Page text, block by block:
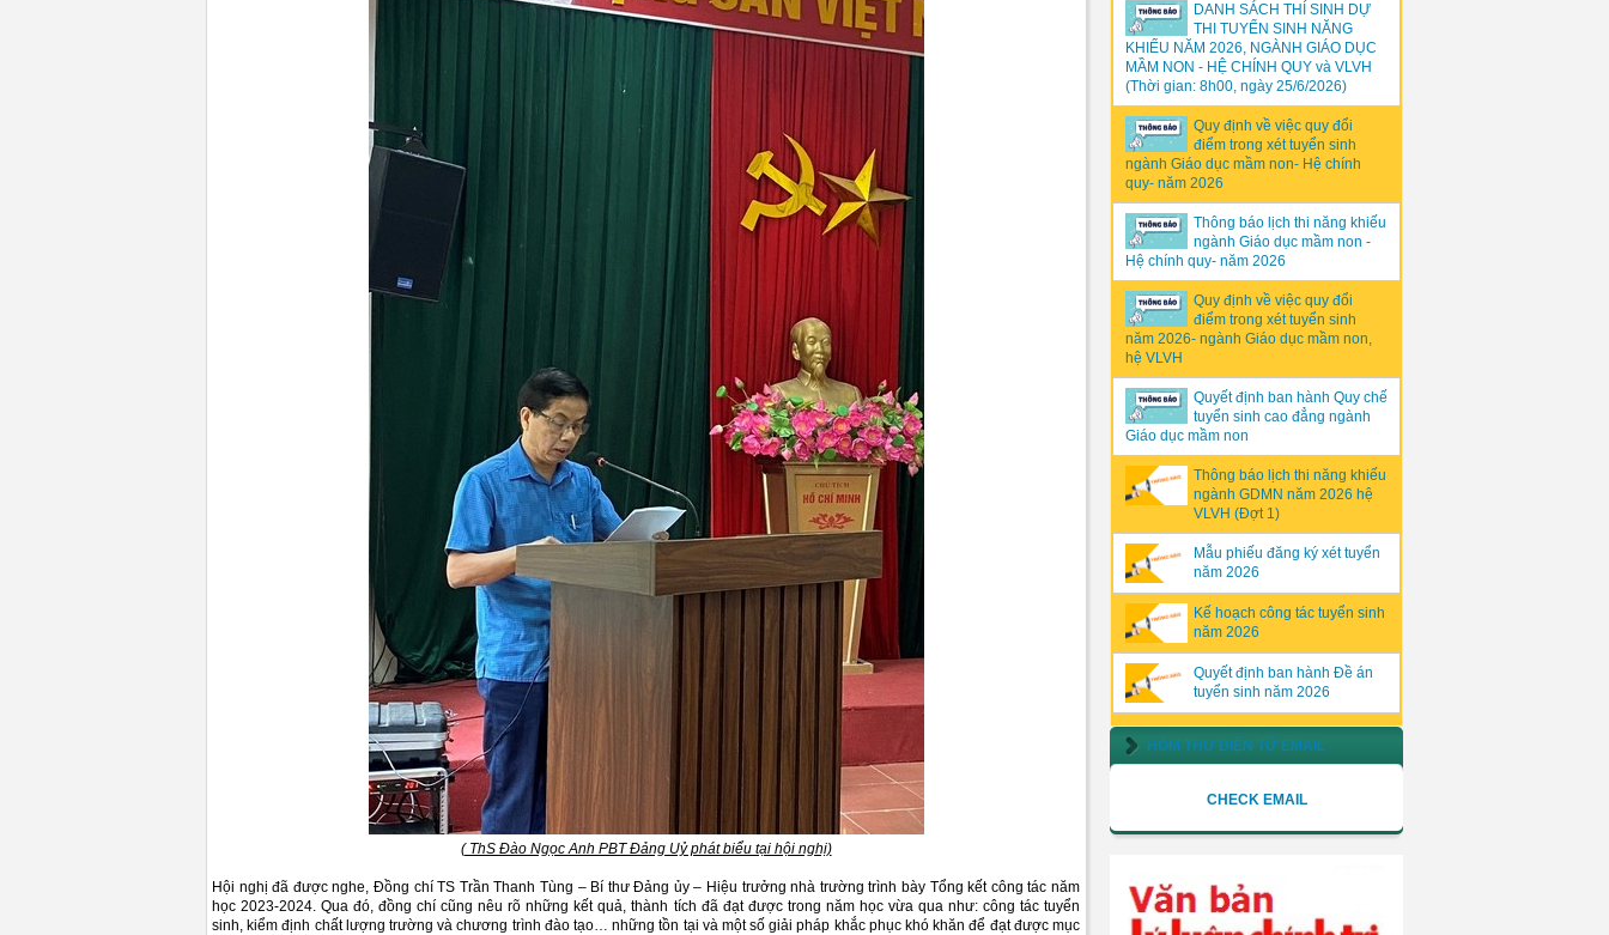
( ThS Đào Ngọc Anh PBT Đảng Uỷ phát biểu tại hội nghị)
Hội nghị đã được nghe, Đồng chí TS Trần Thanh Tùng – Bí thư Đảng ủy – Hiệu trưởng nhà trường trình bày Tổng kết công tác năm
học 2023-2024. Qua đó, đồng chí cũng nêu rõ những kết quả, thành tích đã đạt được trong năm học vừa qua như: công tác tuyển
sinh, kiểm định chất lượng trường và chương trình đào tạo… những tồn tại và một số giải pháp khắc phục khó khăn để đạt được mục
DANH SÁCH THÍ SINH DỰ
THI TUYỂN SINH NĂNG
KHIẾU NĂM 2026, NGÀNH GIÁO DỤC
MẦM NON - HỆ CHÍNH QUY và VLVH
(Thời gian: 8h00, ngày 25/6/2026)
Quy định về việc quy đổi
điểm trong xét tuyển sinh
ngành Giáo dục mầm non- Hệ chính
quy- năm 2026
Thông báo lịch thi năng khiếu
ngành Giáo dục mầm non -
Hệ chính quy- năm 2026
Quy định về việc quy đổi
điểm trong xét tuyển sinh
năm 2026- ngành Giáo dục mầm non,
hệ VLVH
Quyết định ban hành Quy chế
tuyển sinh cao đẳng ngành
Giáo dục mầm non
Thông báo lịch thi năng khiếu
ngành GDMN năm 2026 hệ
VLVH (Đợt 1)
Mẫu phiếu đăng ký xét tuyển
năm 2026
Kế hoạch công tác tuyển sinh
năm 2026
Quyết định ban hành Đề án
tuyển sinh năm 2026
HÒM THƯ ĐIỆN TỬ EMAIL
CHECK EMAIL